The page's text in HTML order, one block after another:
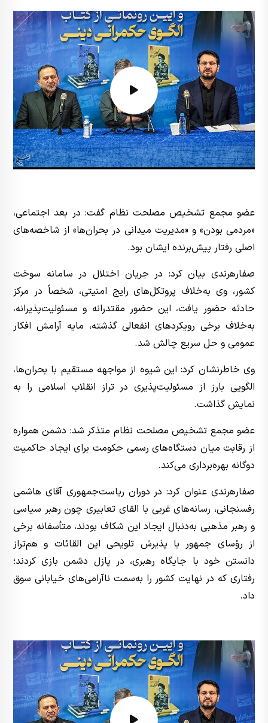
عضو مجمع تشخیص مصلحت نظام گفت: در بعد اجتماعی،
«مردمی بودن» و «مدیریت میدانی در بحران‌ها» از شاخصه‌های
اصلی رفتار پیش‌برنده ایشان بود.
صفارهرندی بیان کرد: در جریان اختلال در سامانه سوخت
کشور، وی به‌خلاف پروتکل‌های رایج امنیتی، شخصاً در مرکز
حادثه حضور یافت، این حضور مقتدرانه و مسئولیت‌پذیرانه،
به‌خلاف برخی رویکردهای انفعالی گذشته، مایه آرامش افکار
عمومی و حل سریع چالش شد.
وی خاطرنشان کرد: این شیوه از مواجهه مستقیم با بحران‌ها،
الگویی بارز از مسئولیت‌پذیری در تراز انقلاب اسلامی را به
نمایش گذاشت.
عضو مجمع تشخیص مصلحت نظام متذکر شد: دشمن همواره
از رقابت میان دستگاه‌های رسمی حکومت برای ایجاد حاکمیت
دوگانه بهره‌برداری می‌کند.
صفارهرندی عنوان کرد: در دوران ریاست‌جمهوری آقای هاشمی
رفسنجانی، رسانه‌های غربی با القای تعابیری چون رهبر سیاسی
و رهبر مذهبی به‌دنبال ایجاد این شکاف بودند، متأسفانه برخی
از رؤسای جمهور با پذیرش تلویحی این القائات و هم‌تراز
دانستن خود با جایگاه رهبری، در پازل دشمن بازی کردند؛
رفتاری که در نهایت کشور را به‌سمت ناآرامی‌های خیابانی سوق
داد.